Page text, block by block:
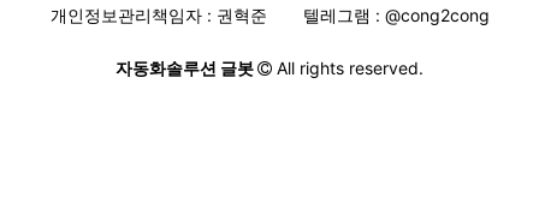
개인정보관리책임자 : 권혁준
텔레그램 : @cong2cong
자동화솔루션 글봇 All rights reserved.